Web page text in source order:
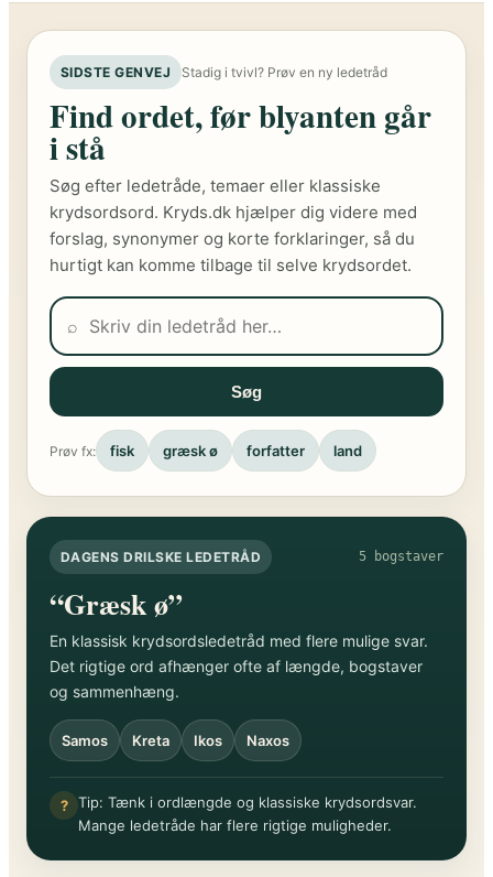
SIDSTE GENVEJ Stadig i tvivl? Prøv en ny ledetråd
Find ordet, før blyanten går
i stå
Søg efter ledetråde, temaer eller klassiske
krydsordsord. Kryds.dk hjælper dig videre med
forslag, synonymer og korte forklaringer, så du
hurtigt kan komme tilbage til selve krydsordet.
⌕
Søg
Prøv fx: fisk græsk ø forfatter land
DAGENS DRILSKE LEDETRÅD 5 bogstaver
“Græsk ø”
En klassisk krydsordsledetråd med flere mulige svar.
Det rigtige ord afhænger ofte af længde, bogstaver
og sammenhæng.
Samos Kreta Ikos Naxos
? Tip: Tænk i ordlængde og klassiske krydsordsvar.
Mange ledetråde har flere rigtige muligheder.